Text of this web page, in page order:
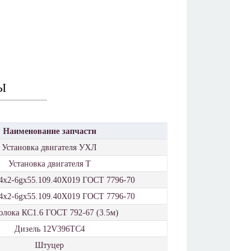
Наименование запчасти
Установка двигателя УХЛ
Установка двигателя Т
6gх55.109.40Х019 ГОСТ 7796-70
6gх55.109.40Х019 ГОСТ 7796-70
КС1.6 ГОСТ 792-67 (3.5м)
Дизель 12V396ТС4
Штуцер